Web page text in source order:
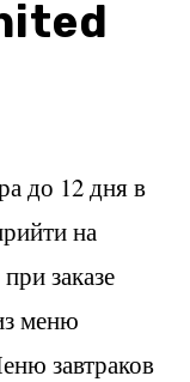
до 12 дня в
на
заказе
меню
завтраков